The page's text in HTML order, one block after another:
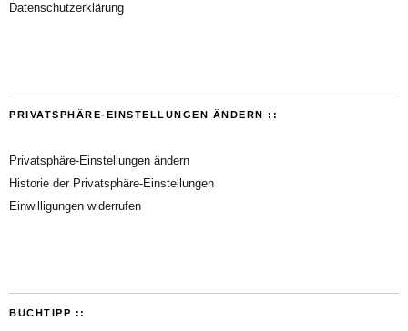
Datenschutzerklärung
PRIVATSPHÄRE-EINSTELLUNGEN ÄNDERN ::
Privatsphäre-Einstellungen ändern
Historie der Privatsphäre-Einstellungen
Einwilligungen widerrufen
BUCHTIPP ::